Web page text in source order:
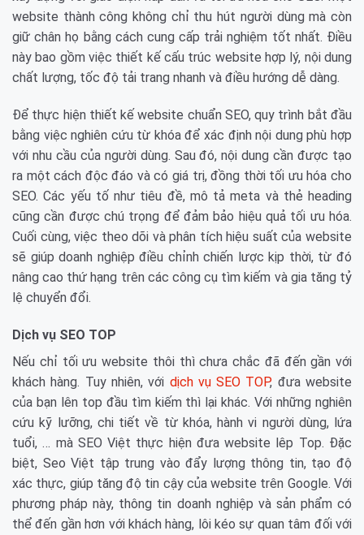
website thành công không chỉ thu hút người dùng mà còn
giữ chân họ bằng cách cung cấp trải nghiệm tốt nhất. Điều
này bao gồm việc thiết kế cấu trúc website hợp lý, nội dung
chất lượng, tốc độ tải trang nhanh và điều hướng dễ dàng.
Để thực hiện thiết kế website chuẩn SEO, quy trình bắt đầu
bằng việc nghiên cứu từ khóa để xác định nội dung phù hợp
với nhu cầu của người dùng. Sau đó, nội dung cần được tạo
ra một cách độc đáo và có giá trị, đồng thời tối ưu hóa cho
SEO. Các yếu tố như tiêu đề, mô tả meta và thẻ heading
cũng cần được chú trọng để đảm bảo hiệu quả tối ưu hóa.
Cuối cùng, việc theo dõi và phân tích hiệu suất của website
sẽ giúp doanh nghiệp điều chỉnh chiến lược kịp thời, từ đó
nâng cao thứ hạng trên các công cụ tìm kiếm và gia tăng tỷ
lệ chuyển đổi.
Dịch vụ SEO TOP
Nếu chỉ tối ưu website thôi thì chưa chắc đã đến gần với
khách hàng. Tuy nhiên, với dịch vụ SEO TOP, đưa website
của bạn lên top đầu tìm kiếm thì lại khác. Với những nghiên
cứu kỹ lưỡng, chi tiết về từ khóa, hành vi người dùng, lứa
tuổi, … mà SEO Việt thực hiện đưa website lêp Top. Đặc
biệt, Seo Việt tập trung vào đẩy lượng thông tin, tạo độ
xác thực, giúp tăng độ tin cậy của website trên Google. Với
phương pháp này, thông tin doanh nghiệp và sản phẩm có
thể đến gần hơn với khách hàng, lôi kéo sự quan tâm đối với